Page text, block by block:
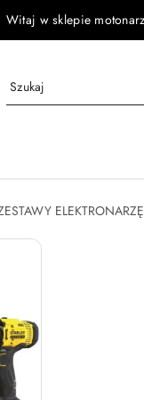
Witaj w sklepie